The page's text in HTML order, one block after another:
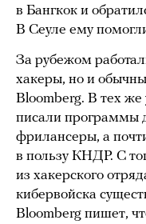
в Бангкок и
В Сеуле ему
За рубежом
хакеры, но и
Bloomberg. В тех же
писали программы
фрилансеры, а
в пользу КНДР. С
из хакерского
кибервойска
Bloomberg пишет,